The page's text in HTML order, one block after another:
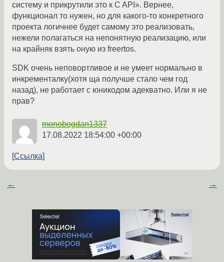
систему и прикрутили это к C API». Вернее,
функционал то нужен, но для какого-то конкретного
проекта логичнее будет самому это реализовать,
нежели полагаться на непонятную реализацию, или
на крайняк взять оную из freertos.
SDK очень неповортливое и не умеет нормально в
инкременталку(хотя ща получше стало чем год
назад), не работает с юникодом адекватно. Или я не
прав?
monobogdan1337
17.08.2022 18:54:00 +00:00
Ссылка
← →